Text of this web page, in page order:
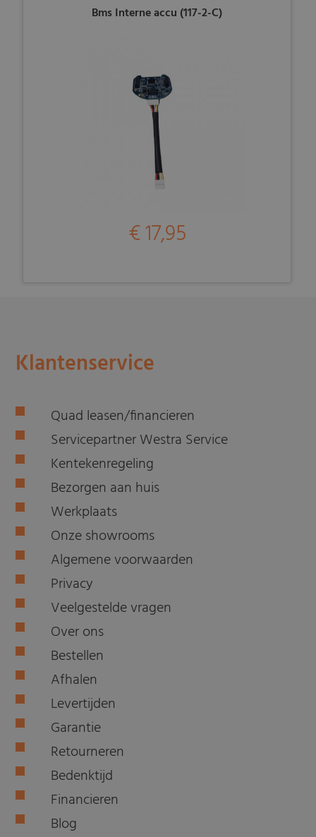
Bms Interne accu (117-2-C)
€ 17,95
Klantenservice
Quad leasen/financieren
Servicepartner Westra Service
Kentekenregeling
Bezorgen aan huis
Werkplaats
Onze showrooms
Algemene voorwaarden
Privacy
Veelgestelde vragen
Over ons
Bestellen
Afhalen
Levertijden
Garantie
Retourneren
Bedenktijd
Financieren
Blog